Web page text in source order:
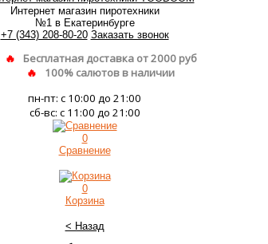
Интернет магазин пиротехники
№1 в Екатеринбурге
+7 (343) 208-80-20 Заказать звонок
Бесплатная доставка от 2000 руб
100% салютов в наличии
пн-пт: с 10:00 до 21:00
сб-вс: с 11:00 до 21:00
0
Сравнение
0
Корзина
< Назад